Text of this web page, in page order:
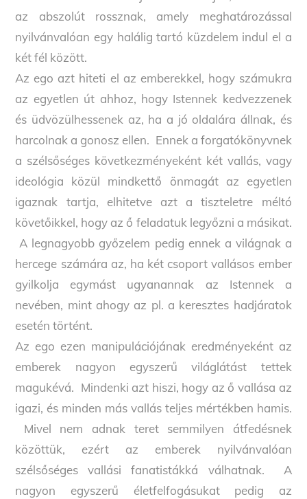
az abszolút rossznak, amely meghatározással
nyilvánvalóan egy halálig tartó küzdelem indul el a
két fél között.
Az ego azt hiteti el az emberekkel, hogy számukra
az egyetlen út ahhoz, hogy Istennek kedvezzenek
és üdvözülhessenek az, ha a jó oldalára állnak, és
harcolnak a gonosz ellen. Ennek a forgatókönyvnek
a szélsőséges következményeként két vallás, vagy
ideológia közül mindkettő önmagát az egyetlen
igaznak tartja, elhitetve azt a tiszteletre méltó
követőikkel, hogy az ő feladatuk legyőzni a másikat.
A legnagyobb győzelem pedig ennek a világnak a
hercege számára az, ha két csoport vallásos ember
gyilkolja egymást ugyanannak az Istennek a
nevében, mint ahogy az pl. a keresztes hadjáratok
esetén történt.
Az ego ezen manipulációjának eredményeként az
emberek nagyon egyszerű világlátást tettek
magukévá. Mindenki azt hiszi, hogy az ő vallása az
igazi, és minden más vallás teljes mértékben hamis.
Mivel nem adnak teret semmilyen átfedésnek
közöttük, ezért az emberek nyilvánvalóan
szélsőséges vallási fanatistákká válhatnak. A
nagyon egyszerű életfelfogásukat pedig az